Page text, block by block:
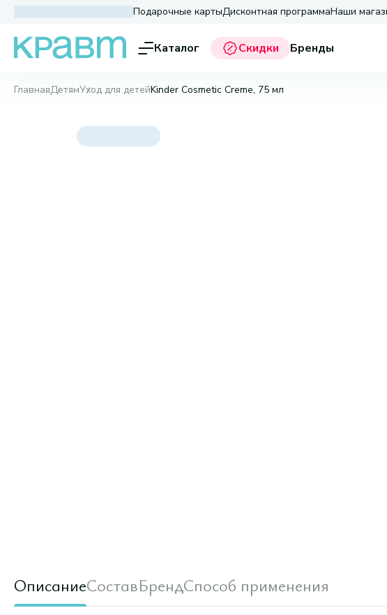
Подарочные картыДисконтная программаНаши
Каталог Скидки Бренды
ГлавнаяДетямУход для детейKinder Cosmetic Creme, 75 мл
ОписаниеСоставБрендСпособ применения